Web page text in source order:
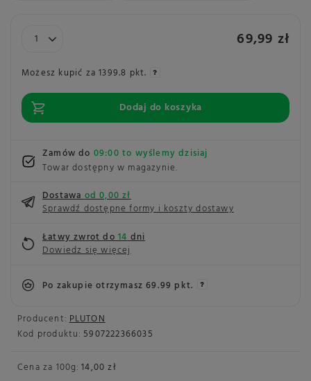
Producent: PLUTON
Kod produktu: 5907222366035
Cena za 100g: 14,00 zł
69,99 zł
Możesz kupić za1399.8 pkt.
Dodaj do koszyka
Zamów do 09:00 to wyślemy dzisiaj
Towar dostępny w magazynie
Dostawaod 0,00 zł
Sprawdź dostępne formy i koszty dostawy
Łatwy zwrot do14dni
Dowiedz się więcej
Po zakupie otrzymasz69.99 pkt.